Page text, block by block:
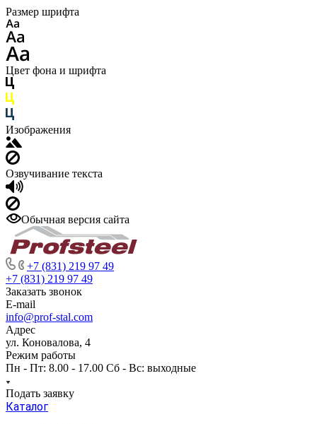
Размер шрифта
Цвет фона и шрифта
Изображения
Озвучивание текста
Обычная версия сайта
+7 (831) 219 97 49
+7 (831) 219 97 49
Заказать звонок
E-mail
info@prof-stal.com
Адрес
ул. Коновалова, 4
Режим работы
Пн - Пт: 8.00 - 17.00 Сб - Вс: выходные
Подать заявку
Каталог